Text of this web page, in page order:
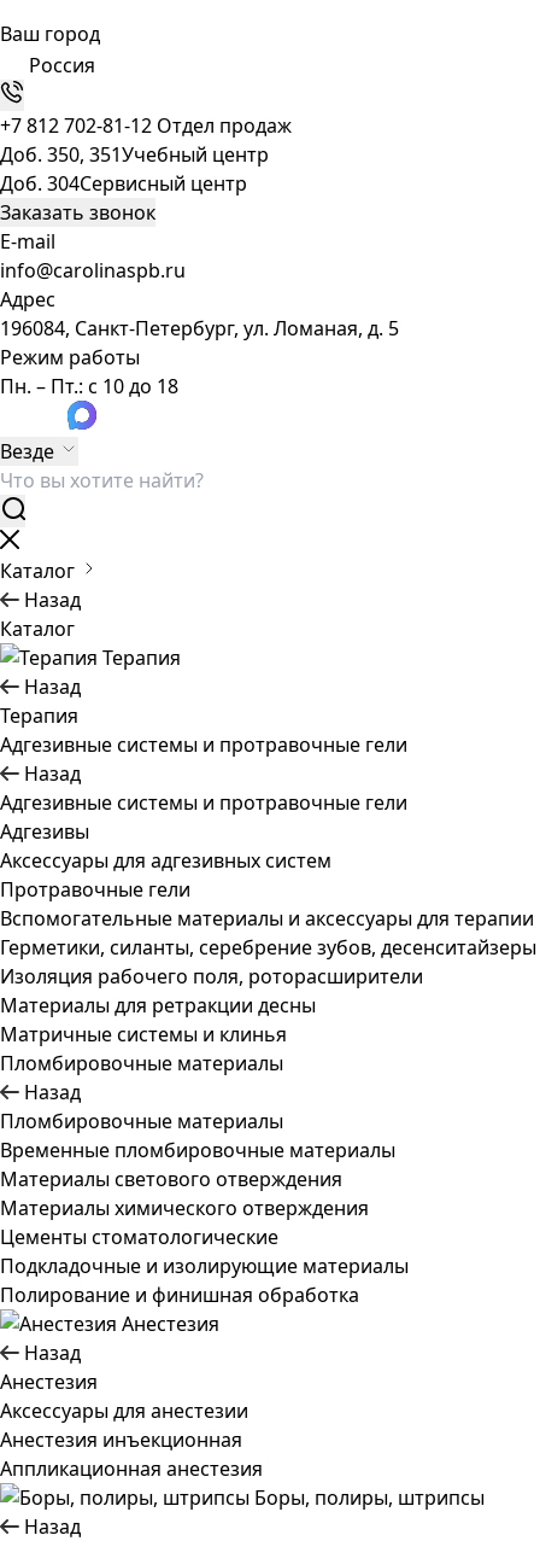
Ваш город
Россия
+7 812 702-81-12 Отдел продаж
Доб. 350, 351Учебный центр
Доб. 304Сервисный центр
Заказать звонок
E-mail
info@carolinaspb.ru
Адрес
196084, Санкт-Петербург, ул. Ломаная, д. 5
Режим работы
Пн. – Пт.: с 10 до 18
Везде
Каталог
Назад
Каталог
Терапия
Назад
Терапия
Адгезивные системы и протравочные гели
Назад
Адгезивные системы и протравочные гели
Адгезивы
Аксессуары для адгезивных систем
Протравочные гели
Вспомогательные материалы и аксессуары для терапии
Герметики, силанты, серебрение зубов, десенситайзеры
Изоляция рабочего поля, роторасширители
Материалы для ретракции десны
Матричные системы и клинья
Пломбировочные материалы
Назад
Пломбировочные материалы
Временные пломбировочные материалы
Материалы светового отверждения
Материалы химического отверждения
Цементы стоматологические
Подкладочные и изолирующие материалы
Полирование и финишная обработка
Анестезия
Назад
Анестезия
Аксессуары для анестезии
Анестезия инъекционная
Аппликационная анестезия
Боры, полиры, штрипсы
Назад